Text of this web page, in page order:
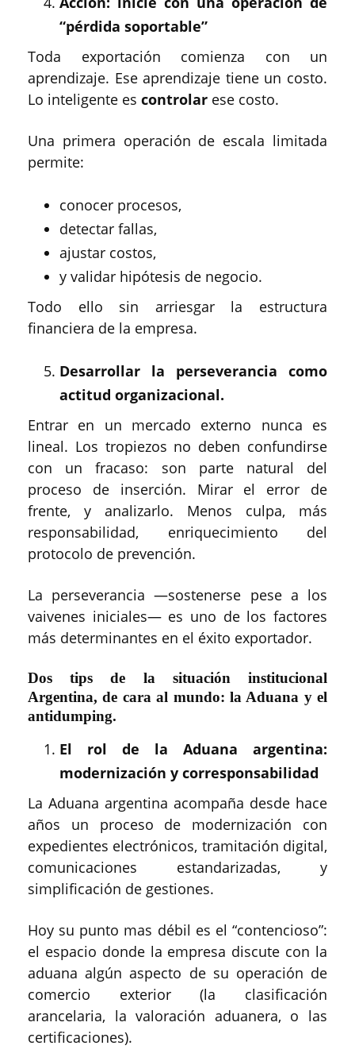
“pérdida soportable”
Toda exportación comienza con un
aprendizaje. Ese aprendizaje tiene un costo.
Lo inteligente es controlar ese costo.
Una primera operación de escala limitada
permite:
conocer procesos,
detectar fallas,
ajustar costos,
y validar hipótesis de negocio.
Todo ello sin arriesgar la estructura
financiera de la empresa.
Desarrollar la perseverancia como
actitud organizacional.
Entrar en un mercado externo nunca es
lineal. Los tropiezos no deben confundirse
con un fracaso: son parte natural del
proceso de inserción. Mirar el error de
frente, y analizarlo. Menos culpa, más
responsabilidad, enriquecimiento del
protocolo de prevención.
La perseverancia —sostenerse pese a los
vaivenes iniciales— es uno de los factores
más determinantes en el éxito exportador.
Dos tips de la situación institucional
Argentina, de cara al mundo: la Aduana y el
antidumping.
El rol de la Aduana argentina:
modernización y corresponsabilidad
La Aduana argentina acompaña desde hace
años un proceso de modernización con
expedientes electrónicos, tramitación digital,
comunicaciones estandarizadas, y
simplificación de gestiones.
Hoy su punto mas débil es el “contencioso”:
el espacio donde la empresa discute con la
aduana algún aspecto de su operación de
comercio exterior (la clasificación
arancelaria, la valoración aduanera, o las
certificaciones).